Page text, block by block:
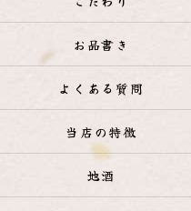
お品書き
よくある質問
当店の特徴
地酒